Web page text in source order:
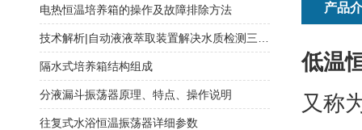
产品
低温
又称
电热恒温培养箱的操作及故障排除方法
隔水式培养箱结构组成
分液漏斗振荡器原理、特点、操作说明
往复式水浴恒温振荡器详细参数